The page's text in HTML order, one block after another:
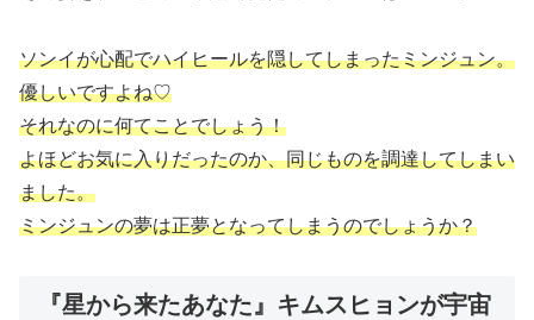
ソンイが心配でハイヒールを隠してしまったミンジュン。
優しいですよね♡
それなのに何てことでしょう！
よほどお気に入りだったのか、同じものを調達してしまい
ました。
ミンジュンの夢は正夢となってしまうのでしょうか？
『星から来たあなた』キムスヒョンが宇宙